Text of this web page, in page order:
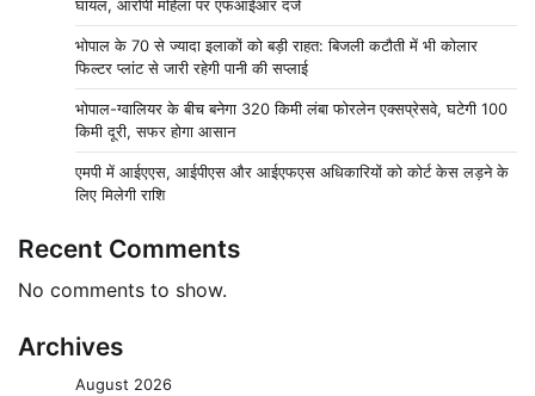
घायल, आरोपी महिला पर एफआईआर दर्ज
भोपाल के 70 से ज्यादा इलाकों को बड़ी राहत: बिजली कटौती में भी कोलार
फिल्टर प्लांट से जारी रहेगी पानी की सप्लाई
भोपाल-ग्वालियर के बीच बनेगा 320 किमी लंबा फोरलेन एक्सप्रेसवे, घटेगी 100
किमी दूरी, सफर होगा आसान
एमपी में आईएएस, आईपीएस और आईएफएस अधिकारियों को कोर्ट केस लड़ने के
लिए मिलेगी राशि
Recent Comments
No comments to show.
Archives
August 2026